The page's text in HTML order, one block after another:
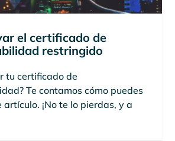
el certificado de
restringido
tu certificado de
Te contamos cómo puedes
artículo. ¡No te lo pierdas, y a